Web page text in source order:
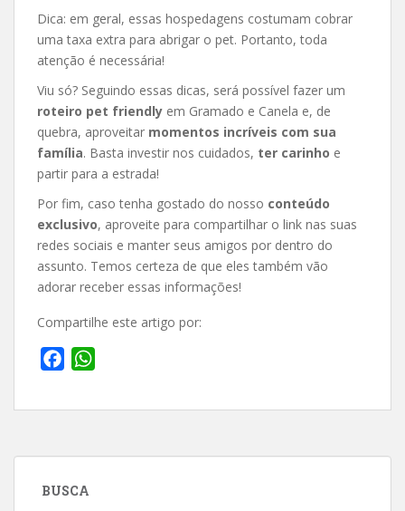
Dica: em geral, essas hospedagens costumam cobrar
uma taxa extra para abrigar o pet. Portanto, toda
atenção é necessária!
Viu só? Seguindo essas dicas, será possível fazer um
roteiro pet friendly em Gramado e Canela e, de
quebra, aproveitar momentos incríveis com sua
família. Basta investir nos cuidados, ter carinho e
partir para a estrada!
Por fim, caso tenha gostado do nosso conteúdo
exclusivo, aproveite para compartilhar o link nas suas
redes sociais e manter seus amigos por dentro do
assunto. Temos certeza de que eles também vão
adorar receber essas informações!
Compartilhe este artigo por:
c
b
o
a
s
BUSCA